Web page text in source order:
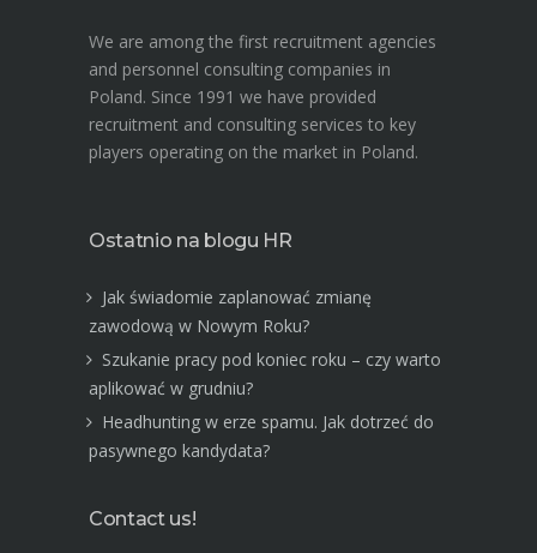
We are among the first recruitment agencies
and personnel consulting companies in
Poland. Since 1991 we have provided
recruitment and consulting services to key
players operating on the market in Poland.
Ostatnio na blogu HR
Jak świadomie zaplanować zmianę
zawodową w Nowym Roku?
Szukanie pracy pod koniec roku – czy warto
aplikować w grudniu?
Headhunting w erze spamu. Jak dotrzeć do
pasywnego kandydata?
Contact us!